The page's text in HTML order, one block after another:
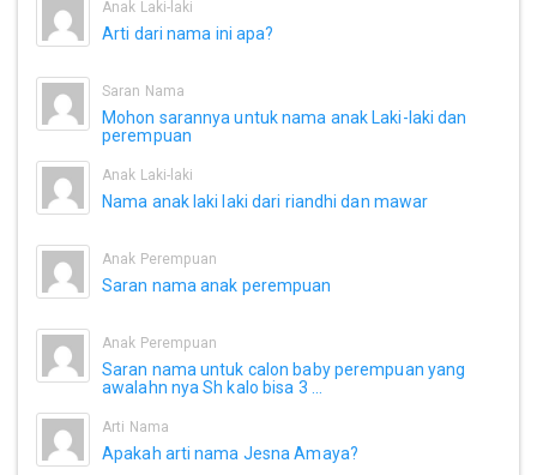
Anak Laki-laki
Arti dari nama ini apa?
Saran Nama
Mohon sarannya untuk nama anak Laki-laki dan
perempuan
Anak Laki-laki
Nama anak laki laki dari riandhi dan mawar
Anak Perempuan
Saran nama anak perempuan
Anak Perempuan
Saran nama untuk calon baby perempuan yang
awalahn nya Sh kalo bisa 3 ...
Arti Nama
Apakah arti nama Jesna Amaya?